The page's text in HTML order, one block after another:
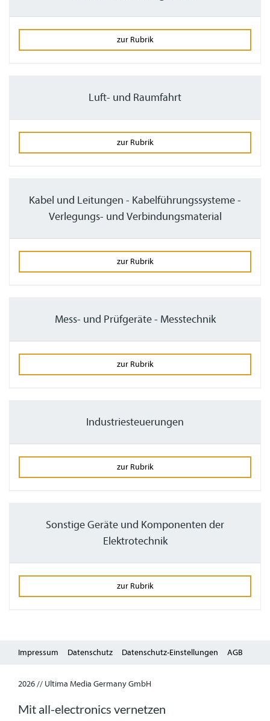
zur Rubrik
Luft- und Raumfahrt
zur Rubrik
Kabel und Leitungen - Kabelführungssysteme -
Verlegungs- und Verbindungsmaterial
zur Rubrik
Mess- und Prüfgeräte - Messtechnik
zur Rubrik
Industriesteuerungen
zur Rubrik
Sonstige Geräte und Komponenten der
Elektrotechnik
zur Rubrik
Impressum Datenschutz Datenschutz-Einstellungen AGB
2026 // Ultima Media Germany GmbH
Mit all-electronics vernetzen